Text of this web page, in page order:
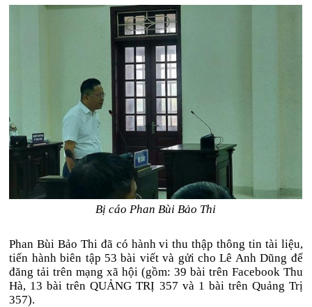
Bị cáo Phan Bùi Bảo Thi
Phan Bùi Bảo Thi đã có hành vi thu thập thông tin tài liệu,
tiến hành biên tập 53 bài viết và gửi cho Lê Anh Dũng để
đăng tải trên mạng xã hội (gồm: 39 bài trên Facebook Thu
Hà, 13 bài trên QUẢNG TRỊ 357 và 1 bài trên Quảng Trị
357).